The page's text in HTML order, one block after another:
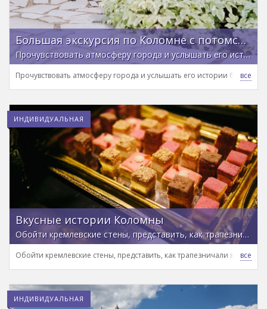
Большая экскурсия по Коломне с потомственным гидом
Прочувствовать атмосферу города и услышать его истории без сухих фактов
Прочувствовать атмосферу города и услышать его истории без сухих
ИНДИВИДУАЛЬНАЯ
Вкусные истории Коломны
Обойти кремлевские стены, представить, как трапезничали в прошлом, и попробовать местные лакомства
Обойти кремлевские стены, представить, как трапезничали в
ИНДИВИДУАЛЬНАЯ